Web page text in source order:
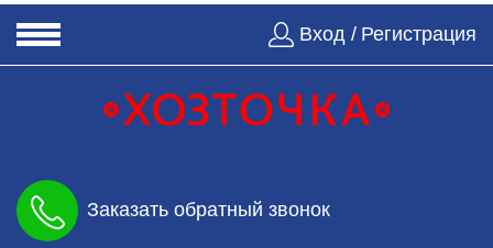
Вход / Регистрация
Заказать обратный звонок